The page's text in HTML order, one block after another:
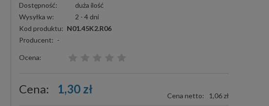
Dostępność:
duża ilość
Wysyłka w:
2 - 4 dni
Kod produktu: N01.45K2.R06
Producent: -
Ocena:
Cena: 1,30 zł Cena netto: 1,06 zł